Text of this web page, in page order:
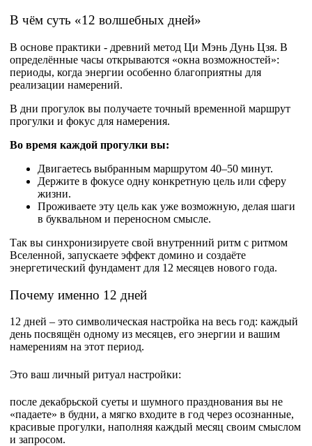
В чём суть «12 волшебных дней»
В основе практики - древний метод Ци Мэнь Дунь Цзя. В
определённые часы открываются «окна возможностей»:
периоды, когда энергии особенно благоприятны для
реализации намерений.
В дни прогулок вы получаете точный временной маршрут
прогулки и фокус для намерения.
Во время каждой прогулки вы:
Двигаетесь выбранным маршрутом 40–50 минут.
Держите в фокусе одну конкретную цель или сферу
жизни.
Проживаете эту цель как уже возможную, делая шаги
в буквальном и переносном смысле.
Так вы синхронизируете свой внутренний ритм с ритмом
Вселенной, запускаете эффект домино и создаёте
энергетический фундамент для 12 месяцев нового года.​
Почему именно 12 дней
12 дней – это символическая настройка на весь год: каждый
день посвящён одному из месяцев, его энергии и вашим
намерениям на этот период.​
Это ваш личный ритуал настройки:
после декабрьской суеты и шумного празднования вы не
«падаете» в будни, а мягко входите в год через осознанные,
красивые прогулки, наполняя каждый месяц своим смыслом
и запросом.